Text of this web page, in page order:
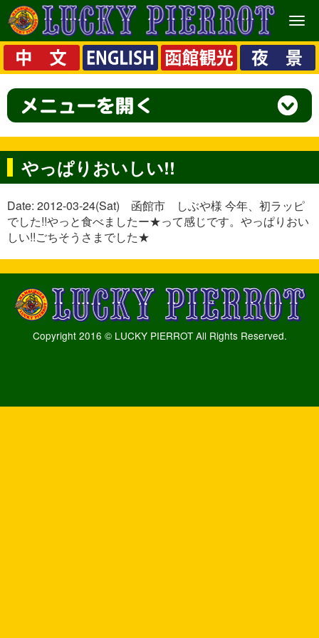
メ
ニ
ュ
ー
やっぱりおいしい!!
Date: 2012-03-24(Sat) 函館市 しぶや様 今年、初ラッピ
でした!!やっと食べましたー★って感じです。やっぱりおい
しい!!ごちそうさまでした★
Copyright 2016 © LUCKY PIERROT All Rights Reserved.